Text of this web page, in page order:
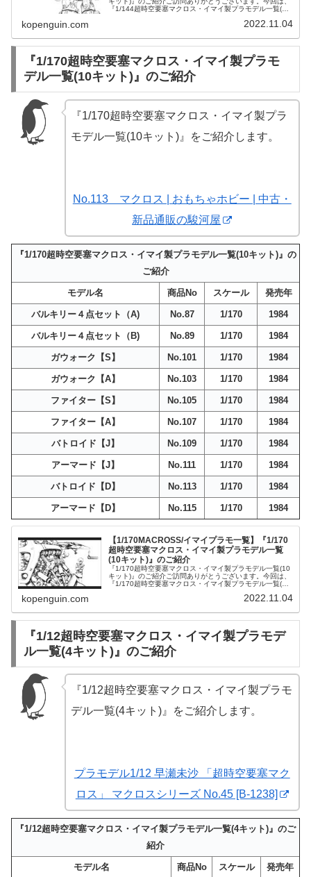
『1/144超時空要塞マクロス・イマイ製プラモデル一覧(10
kopenguin.com 2022.11.04
『1/170超時空要塞マクロス・イマイ製プラモ
デル一覧(10キット)』のご紹介
『1/170超時空要塞マクロス・イマイ製プラ
モデル一覧(10キット)』をご紹介します。
No.113 マクロス | おもちゃホビー | 中古・
新品通販の駿河屋
『1/170超時空要塞マクロス・イマイ製プラモデル一覧(10キット)』の
ご紹介
モデル名 商品No スケール 発売年
バルキリー４点セット（A) No.87 1/170 1984
バルキリー４点セット（B) No.89 1/170 1984
ガウォーク【S】 No.101 1/170 1984
ガウォーク【A】 No.103 1/170 1984
ファイター【S】 No.105 1/170 1984
ファイター【A】 No.107 1/170 1984
バトロイド【J】 No.109 1/170 1984
アーマード【J】 No.111 1/170 1984
バトロイド【D】 No.113 1/170 1984
アーマード【D】 No.115 1/170 1984
【1/170MACROSS/イマイプラモ一覧】『1/170
超時空要塞マクロス・イマイ製プラモデル一覧
(10キット)』のご紹介
『1/170超時空要塞マクロス・イマイ製プラモデル一覧(10
キット)』のご紹介ご訪問ありがとうございます。今回は、
『1/170超時空要塞マクロス・イマイ製プラモデル一覧(10
kopenguin.com 2022.11.04
『1/12超時空要塞マクロス・イマイ製プラモデ
ル一覧(4キット)』のご紹介
『1/12超時空要塞マクロス・イマイ製プラモ
デル一覧(4キット)』をご紹介します。
プラモデル1/12 早瀬未沙 「超時空要塞マク
ロス」 マクロスシリーズ No.45 [B-1238]
『1/12超時空要塞マクロス・イマイ製プラモデル一覧(4キット)』のご
紹介
モデル名 商品No スケール 発売年